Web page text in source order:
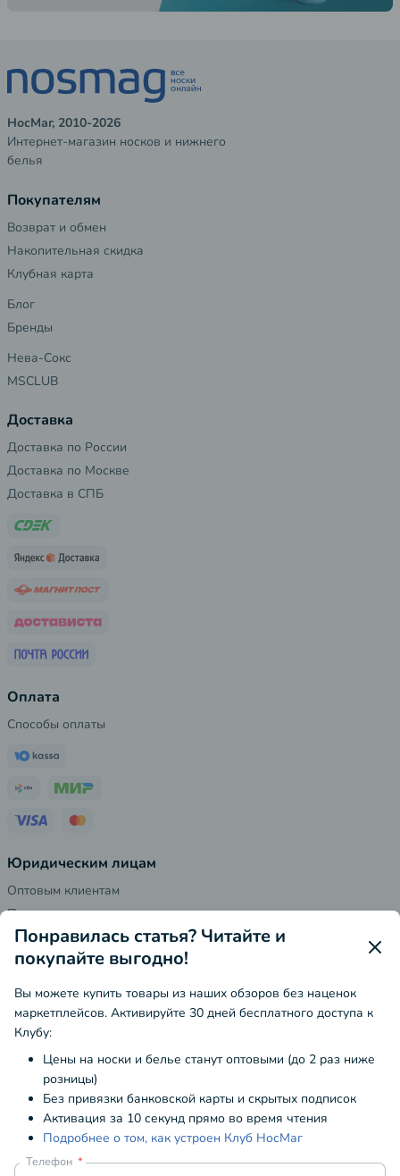
Понравилась статья? Читайте и
покупайте выгодно!
Вы можете купить товары из наших обзоров без наценок
маркетплейсов. Активируйте 30 дней бесплатного доступа к
Клубу:
Цены на носки и белье станут оптовыми (до 2 раз ниже
розницы)
Без привязки банковской карты и скрытых подписок
Активация за 10 секунд прямо во время чтения
Подробнее о том, как устроен Клуб НосМаг
Телефон
НосМаг, 2010-2026
Интернет-магазин носков и нижнего
белья
Покупателям
Возврат и обмен
Накопительная скидка
Клубная карта
Блог
Бренды
Нева-Сокс
MSCLUB
Доставка
Доставка по России
Доставка по Москве
Доставка в СПБ
Оплата
Способы оплаты
Юридическим лицам
Оптовым клиентам
Поставщикам
Реквизиты
Адрес
г. Москва, м. Строгино, ул. Кулакова, 20 стр 1Б
8 800 333 13 27(Бесплатная линия)
admin@nosmag.ru
Есть вопрос?Напишите нам
с 10:00 до 19:00 по МСК, выходной ПН-ВТ